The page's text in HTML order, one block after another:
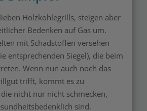
Holzkohlegrills, steigen aber
Bedenken auf Gas um.
mit Schadstoffen versehen
entsprechenden Siegel), die beim
Wenn nun auch noch das
trifft, kommt es zu
nicht nur nicht schmecken,
sind.